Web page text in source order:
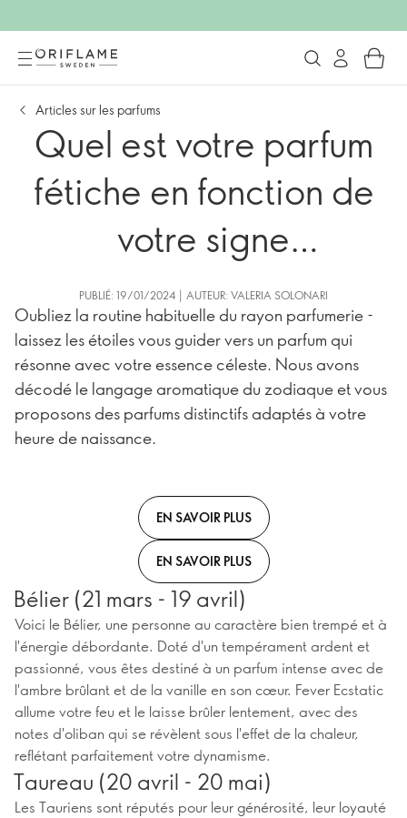
Articles sur les parfums
Quel est votre parfum
fétiche en fonction de
votre signe
astrologique ?
PUBLIÉ: 19/01/2024 | AUTEUR: VALERIA SOLONARI
Oubliez la routine habituelle du rayon parfumerie -
laissez les étoiles vous guider vers un parfum qui
résonne avec votre essence céleste. Nous avons
décodé le langage aromatique du zodiaque et vous
proposons des parfums distinctifs adaptés à votre
heure de naissance.
EN SAVOIR PLUS
EN SAVOIR PLUS
Bélier (21 mars - 19 avril)
Voici le Bélier, une personne au caractère bien trempé et à
l'énergie débordante. Doté d'un tempérament ardent et
passionné, vous êtes destiné à un parfum intense avec de
l'ambre brûlant et de la vanille en son cœur. Fever Ecstatic
allume votre feu et le laisse brûler lentement, avec des
notes d'oliban qui se révèlent sous l'effet de la chaleur,
reflétant parfaitement votre dynamisme.
Taureau (20 avril - 20 mai)
Les Tauriens sont réputés pour leur générosité, leur loyauté